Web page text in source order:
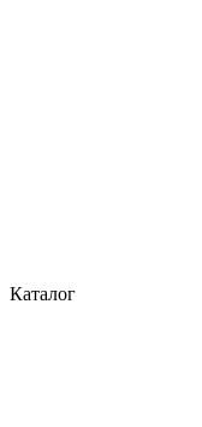
Каталог